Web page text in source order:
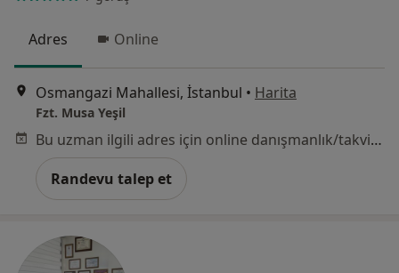
Adres Online
Osmangazi Mahallesi, İstanbul • Harita
Fzt. Musa Yeşil
Bu uzman ilgili adres için online danışmanlık/takvim sunmuyor.
Randevu talep et